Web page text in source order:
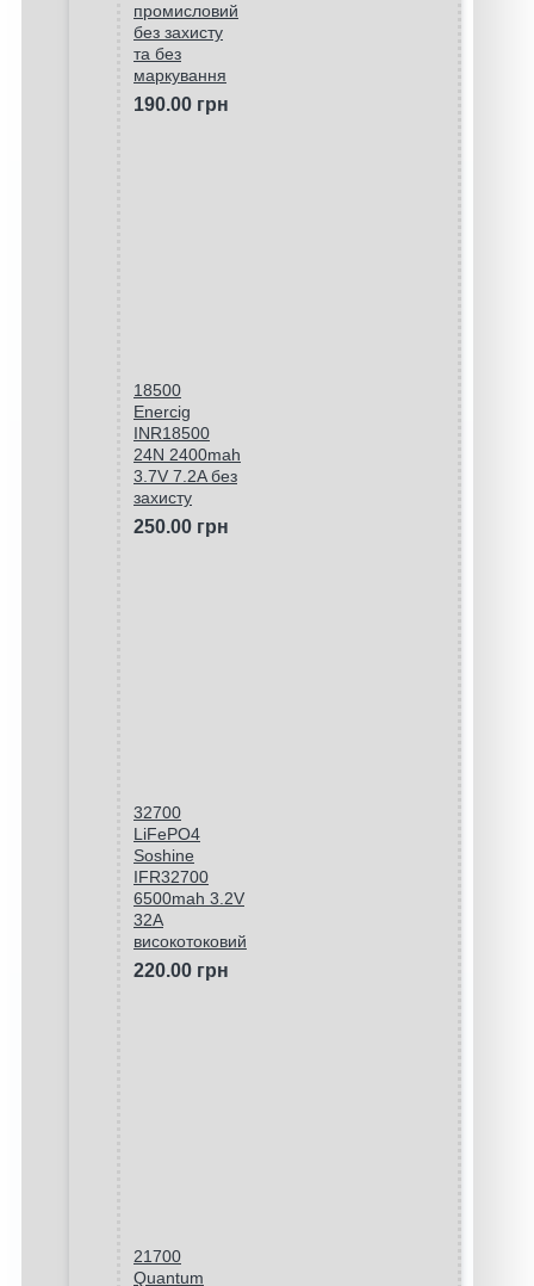
промисловий
без захисту
та без
маркування
190.00 грн
18500
Enercig
INR18500
24N 2400mah
3.7V 7.2A без
захисту
250.00 грн
32700
LiFePO4
Soshine
IFR32700
6500mah 3.2V
32A
високотоковий
220.00 грн
21700
Quantum